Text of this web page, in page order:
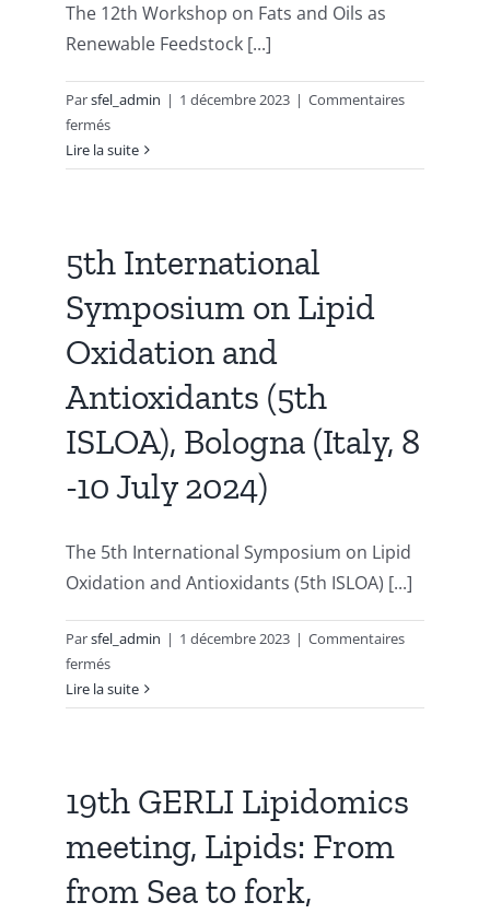
Juin
2024
The 12th Workshop on Fats and Oils as
Renewable Feedstock [...]
Parsfel_admin | 1 décembre 2023 | Commentaires
ferméssur
12th
Workshop
and
Oils
as
Renewable
Feedstock
the
Chemical
Industry,
Dortmund,
Germany,
03
–
2024
Lire la suite
5th International
Symposium on Lipid
Oxidation and
Antioxidants (5th
ISLOA), Bologna (Italy, 8
-10 July 2024)
The 5th International Symposium on Lipid
Oxidation and Antioxidants (5th ISLOA) [...]
Parsfel_admin | 1 décembre 2023 | Commentaires
ferméssur
5th
International
Lipid
Oxidation
and
Antioxidants
(5th
Lire la suite
19th GERLI Lipidomics
meeting, Lipids: From
from Sea to fork,